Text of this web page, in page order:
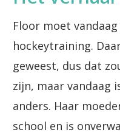
Floor moet
hockeytraining.
geweest, dus dat
zijn, maar vandaag
anders. Haar
school en is